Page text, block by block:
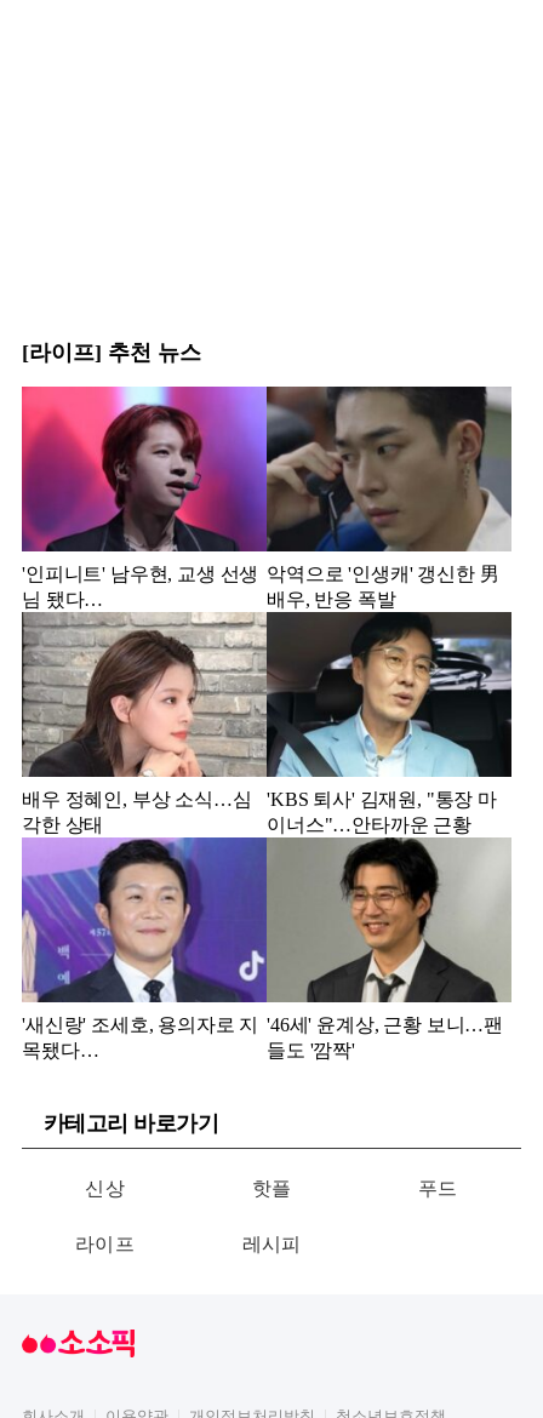
[라이프] 추천 뉴스
'인피니트' 남우현, 교생 선생
님 됐다…
악역으로 '인생캐' 갱신한 男
배우, 반응 폭발
배우 정혜인, 부상 소식…심
각한 상태
'KBS 퇴사' 김재원, "통장 마
이너스"…안타까운 근황
'새신랑' 조세호, 용의자로 지
목됐다…
'46세' 윤계상, 근황 보니…팬
들도 '깜짝'
카테고리 바로가기
신상 핫플 푸드
라이프 레시피